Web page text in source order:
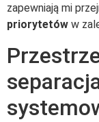
zapewniają mi
priorytetów w